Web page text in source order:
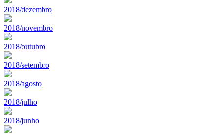
2018/dezembro
2018/novembro
2018/outubro
2018/setembro
2018/agosto
2018/julho
2018/junho